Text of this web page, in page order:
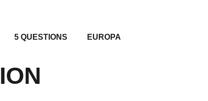
5 QUESTIONS EUROPA